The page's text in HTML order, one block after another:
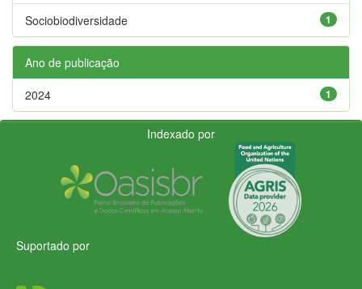
1
Sociobiodiversidade
Ano de publicação
1
2024
Indexado por
Suportado por